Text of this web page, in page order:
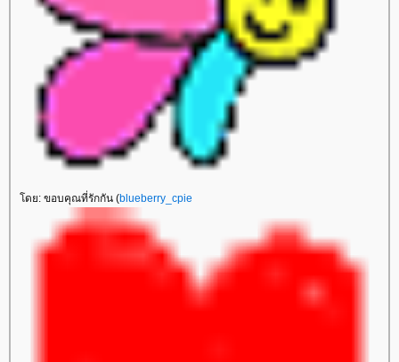
ดย: ขอบคุณที่รักกัน (blueberry_cpie